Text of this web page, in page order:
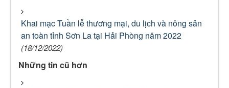
Khai mạc Tuần lễ thương mại, du lịch và nông sản
an toàn tỉnh Sơn La tại Hải Phòng năm 2022
(18/12/2022)
Những tin cũ hơn